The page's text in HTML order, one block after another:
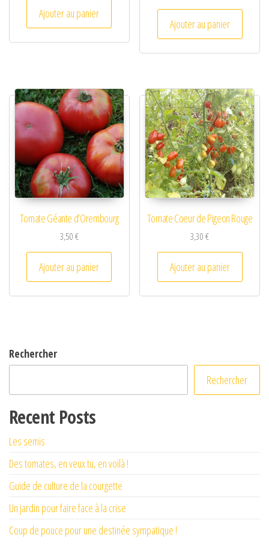
Ajouter au panier
Ajouter au panier
Tomate Géante d’Orembourg
3,50€
Ajouter au panier
Tomate Coeur de Pigeon Rouge
3,30€
Ajouter au panier
Rechercher
Rechercher
Recent Posts
Les semis
Des tomates, en veux tu, en voilà !
Guide de culture de la courgette
Un jardin pour faire face à la crise
Coup de pouce pour une destinée sympatique !